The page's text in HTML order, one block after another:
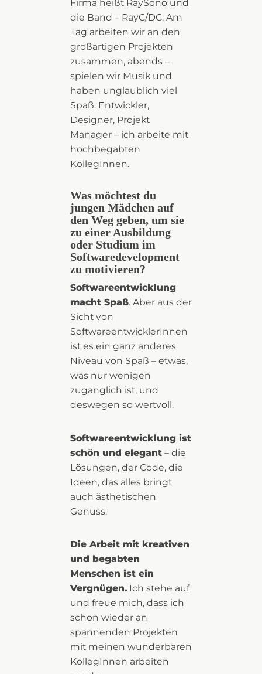
Firma heißt RaySono und
die Band – RayC/DC. Am
Tag arbeiten wir an den
großartigen Projekten
zusammen, abends –
spielen wir Musik und
haben unglaublich viel
Spaß. Entwickler,
Designer, Projekt
Manager – ich arbeite mit
hochbegabten
KollegInnen.
Was möchtest du
jungen Mädchen auf
den Weg geben, um sie
zu einer Ausbildung
oder Studium im
Softwaredevelopment
zu motivieren?
Softwareentwicklung
macht Spaß. Aber aus der
Sicht von
SoftwareentwicklerInnen
ist es ein ganz anderes
Niveau von Spaß – etwas,
was nur wenigen
zugänglich ist, und
deswegen so wertvoll.
Softwareentwicklung ist
schön und elegant – die
Lösungen, der Code, die
Ideen, das alles bringt
auch ästhetischen
Genuss.
Die Arbeit mit kreativen
und begabten
Menschen ist ein
Vergnügen. Ich stehe auf
und freue mich, dass ich
schon wieder an
spannenden Projekten
mit meinen wunderbaren
KollegInnen arbeiten